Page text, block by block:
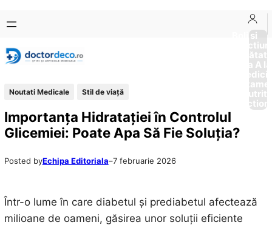
conținut
content
Boli si
Afectiuni
Sănătate
de la A
Noutati Medicale Stil de viaţă
Importanța Hidratației în Controlul
Glicemiei: Poate Apa Să Fie Soluția?
Posted byEchipa Editoriala–7 februarie 2026
Într-o lume în care diabetul și prediabetul afectează
milioane de oameni, găsirea unor soluții eficiente